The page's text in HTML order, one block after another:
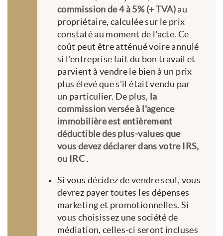
commission de 4 à 5% (+ TVA)au
propriétaire, calculée sur le prix
constaté au moment de l'acte. Ce
coût peut être atténué voire annulé
si l'entreprise fait du bon travail et
parvient à vendre le bien à un prix
plus élevé que s'il était vendu par
un particulier. De plus, la
commission versée à l'agence
immobilière est entièrement
déductible des plus-values que
vous devez déclarer dans votre IRS,
ou IRC.
Si vous décidez de vendre seul, vous
devrez payer toutes les dépenses
marketing et promotionnelles. Si
vous choisissez une société de
médiation, celles-ci seront incluses